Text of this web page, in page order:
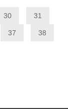
30 31
37 38